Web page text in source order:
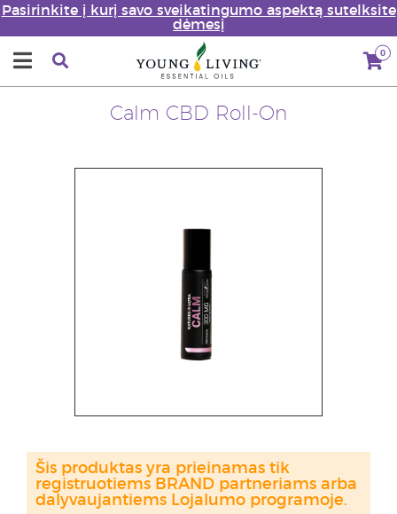
Pasirinkite į kurį savo sveikatingumo aspektą sutelksite
dėmesį
0
Calm CBD Roll-On
Šis produktas yra prieinamas tik
registruotiems BRAND partneriams arba
dalyvaujantiems Lojalumo programoje.